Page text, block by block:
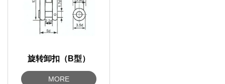
旋转卸扣（B型）
MORE